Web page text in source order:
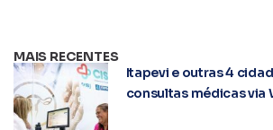
MAIS RECENTES
Itapevi e outras 4
consultas médicas via